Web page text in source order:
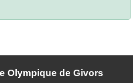
Olympique de Givors